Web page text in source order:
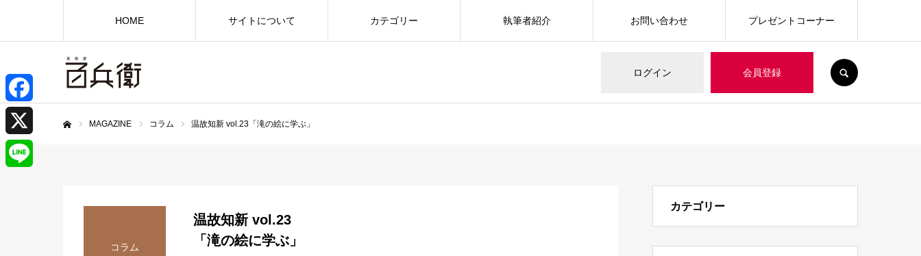
ログイン 会員登録
HOME サイトについて カテゴリー 執筆者紹介 お問い合わせ プレゼントコーナー
MAGAZINE コラム 温故知新 vol.23「滝の絵に学ぶ」
コラム
温故知新 vol.23
「滝の絵に学ぶ」
カテゴリー
F
a
c
X